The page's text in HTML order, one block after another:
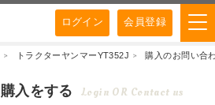
ログイン 会員登録
トラクターヤンマーYT352J 購入のお問い合
入をする Login OR Contact us